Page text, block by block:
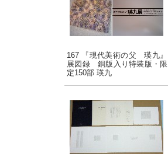
167 『現代美術の父 瑛九』
展図録 銅版入り特装版・限
定150部 瑛九